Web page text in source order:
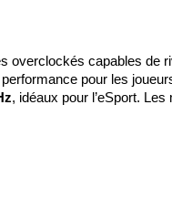
overclockés capables de
pour les
, idéaux pour l’eSport.